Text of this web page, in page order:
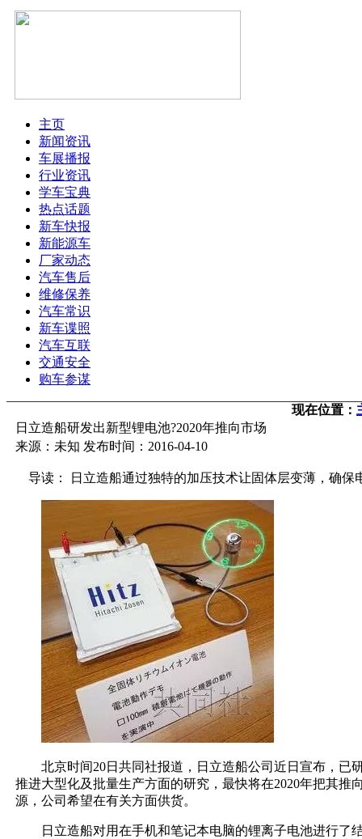
主页
新闻资讯
车展播报
行业资讯
学车宝典
热点话题
新车快报
新能源车
厂家动态
汽车售后
维修保养
汽车常识
新车谍照
汽车互联
交通安全
购车参谋
现在位置：
日立造船研发出新型锂电池?2020年推向市场
来源：未知 发布时间：2016-04-10
导读： 日立造船通过独特的加压技术让固体层变薄，确保
北京时间20日共同社报道，日立造船公司近日宣布，已
推进大型化及批量生产方面的研究，最快将在2020年把其
源，公司希望在有关方面供货。
日立造船对用在手机和笔记本电脑的锂离子电池进行了